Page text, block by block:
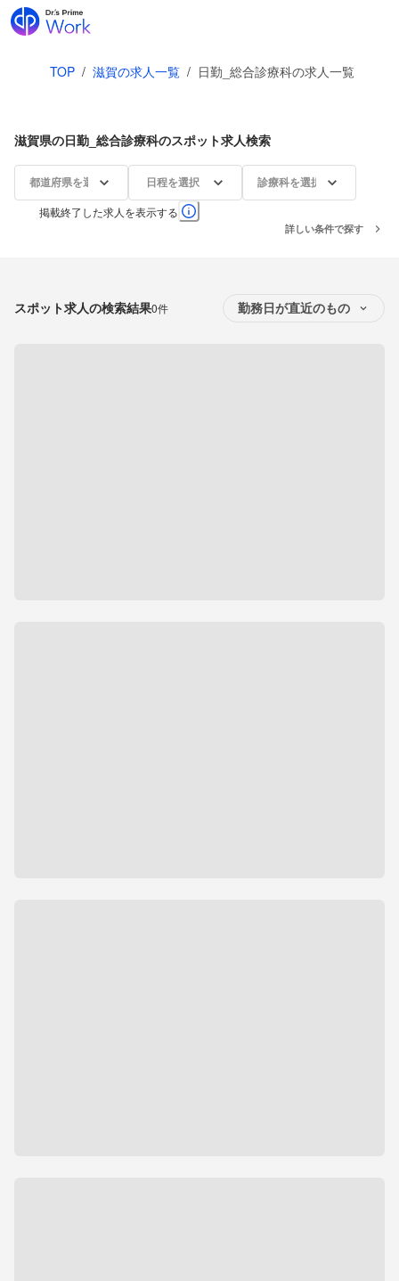
TOP / 滋賀の求人一覧 / 日勤_総合診療科の求人一覧
滋賀県の日勤_総合診療科のスポット求人検索
都道府県を選択 日程を選択 診療科を選択
掲載終了した求人を表示する
詳しい条件で探す
スポット求人の検索結果0件 勤務日が直近のもの